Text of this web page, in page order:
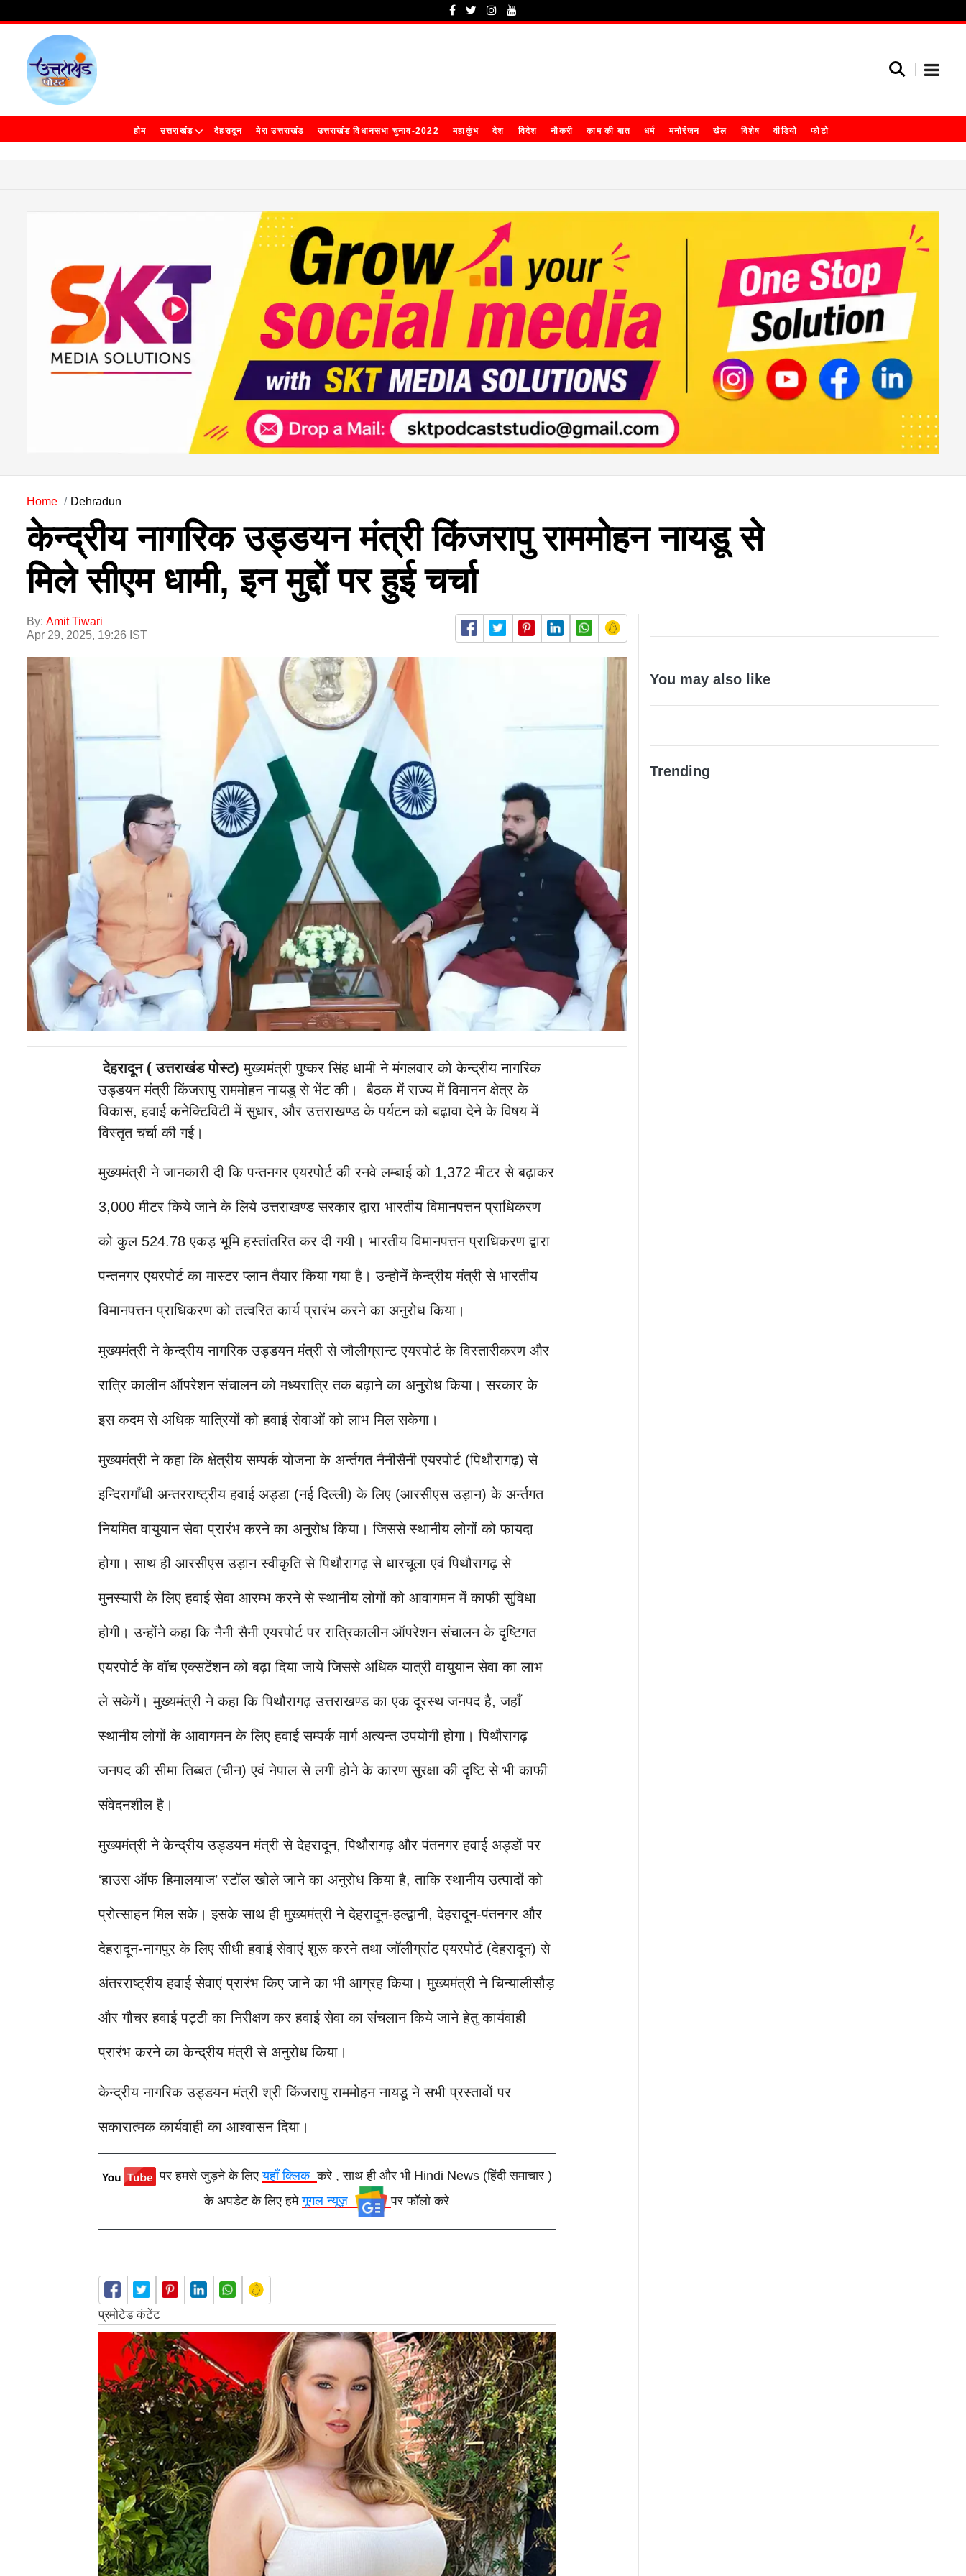
होम उत्तराखंड देहरादून मेरा उत्तराखंड उत्तराखंड विधानसभा चुनाव-2022 महाकुंभ देश विदेश नौकरी काम की बात धर्म मनोरंजन खेल विशेष वीडियो फोटो
Home Dehradun
केन्द्रीय नागरिक उड्डयन मंत्री किंजरापु राममोहन नायडू से
मिले सीएम धामी, इन मुद्दों पर हुई चर्चा
By: Amit Tiwari
Apr 29, 2025, 19:26 IST
देहरादून ( उत्तराखंड पोस्ट) मुख्यमंत्री पुष्कर सिंह धामी ने मंगलवार को केन्द्रीय नागरिक
उड्डयन मंत्री किंजरापु राममोहन नायडू से भेंट की। बैठक में राज्य में विमानन क्षेत्र के
विकास, हवाई कनेक्टिविटी में सुधार, और उत्तराखण्ड के पर्यटन को बढ़ावा देने के विषय में
विस्तृत चर्चा की गई।
मुख्यमंत्री ने जानकारी दी कि पन्तनगर एयरपोर्ट की रनवे लम्बाई को 1,372 मीटर से बढ़ाकर
3,000 मीटर किये जाने के लिये उत्तराखण्ड सरकार द्वारा भारतीय विमानपत्तन प्राधिकरण
को कुल 524.78 एकड़ भूमि हस्तांतरित कर दी गयी। भारतीय विमानपत्तन प्राधिकरण द्वारा
पन्तनगर एयरपोर्ट का मास्टर प्लान तैयार किया गया है। उन्होनें केन्द्रीय मंत्री से भारतीय
विमानपत्तन प्राधिकरण को तत्वरित कार्य प्रारंभ करने का अनुरोध किया।
मुख्यमंत्री ने केन्द्रीय नागरिक उड्डयन मंत्री से जौलीग्रान्ट एयरपोर्ट के विस्तारीकरण और
रात्रि कालीन ऑपरेशन संचालन को मध्यरात्रि तक बढ़ाने का अनुरोध किया। सरकार के
इस कदम से अधिक यात्रियों को हवाई सेवाओं को लाभ मिल सकेगा।
मुख्यमंत्री ने कहा कि क्षेत्रीय सम्पर्क योजना के अर्न्तगत नैनीसैनी एयरपोर्ट (पिथौरागढ़) से
इन्दिरागाँधी अन्तरराष्ट्रीय हवाई अड्डा (नई दिल्ली) के लिए (आरसीएस उड़ान) के अर्न्तगत
नियमित वायुयान सेवा प्रारंभ करने का अनुरोध किया। जिससे स्थानीय लोगों को फायदा
होगा। साथ ही आरसीएस उड़ान स्वीकृति से पिथौरागढ़ से धारचूला एवं पिथौरागढ़ से
मुनस्यारी के लिए हवाई सेवा आरम्भ करने से स्थानीय लोगों को आवागमन में काफी सुविधा
होगी। उन्होंने कहा कि नैनी सैनी एयरपोर्ट पर रात्रिकालीन ऑपरेशन संचालन के दृष्टिगत
एयरपोर्ट के वॉच एक्सटेंशन को बढ़ा दिया जाये जिससे अधिक यात्री वायुयान सेवा का लाभ
ले सकेगें। मुख्यमंत्री ने कहा कि पिथौरागढ़ उत्तराखण्ड का एक दूरस्थ जनपद है, जहाँ
स्थानीय लोगों के आवागमन के लिए हवाई सम्पर्क मार्ग अत्यन्त उपयोगी होगा। पिथौरागढ़
जनपद की सीमा तिब्बत (चीन) एवं नेपाल से लगी होने के कारण सुरक्षा की दृष्टि से भी काफी
संवेदनशील है।
मुख्यमंत्री ने केन्द्रीय उड्डयन मंत्री से देहरादून, पिथौरागढ़ और पंतनगर हवाई अड्डों पर
‘हाउस ऑफ हिमालयाज’ स्टॉल खोले जाने का अनुरोध किया है, ताकि स्थानीय उत्पादों को
प्रोत्साहन मिल सके। इसके साथ ही मुख्यमंत्री ने देहरादून-हल्द्वानी, देहरादून-पंतनगर और
देहरादून-नागपुर के लिए सीधी हवाई सेवाएं शुरू करने तथा जॉलीग्रांट एयरपोर्ट (देहरादून) से
अंतरराष्ट्रीय हवाई सेवाएं प्रारंभ किए जाने का भी आग्रह किया। मुख्यमंत्री ने चिन्यालीसौड़
और गौचर हवाई पट्टी का निरीक्षण कर हवाई सेवा का संचलान किये जाने हेतु कार्यवाही
प्रारंभ करने का केन्द्रीय मंत्री से अनुरोध किया।
केन्द्रीय नागरिक उड्डयन मंत्री श्री किंजरापु राममोहन नायडू ने सभी प्रस्तावों पर
सकारात्मक कार्यवाही का आश्वासन दिया।
पर हमसे जुड़ने के लिएयहाँ क्लिककरे , साथ ही और भी Hindi News (हिंदी समाचार )
के अपडेट के लिए हमेगूगल न्यूज़ पर फॉलो करे
You may also like
Trending